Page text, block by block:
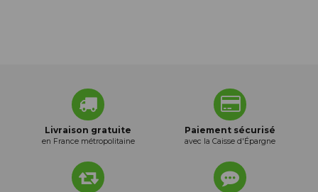
Livraison gratuite
en France métropolitaine
Paiement sécurisé
avec la Caisse d'Épargne